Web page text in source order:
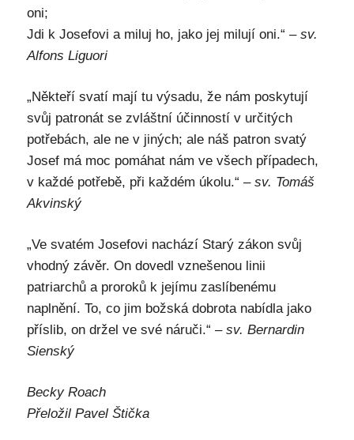
oni;
Jdi k Josefovi a miluj ho, jako jej milují oni.“ – sv.
Alfons Liguori
„Někteří svatí mají tu výsadu, že nám poskytují
svůj patronát se zvláštní účinností v určitých
potřebách, ale ne v jiných; ale náš patron svatý
Josef má moc pomáhat nám ve všech případech,
v každé potřebě, při každém úkolu.“ – sv. Tomáš
Akvinský
„Ve svatém Josefovi nachází Starý zákon svůj
vhodný závěr. On dovedl vznešenou linii
patriarchů a proroků k jejímu zaslíbenému
naplnění. To, co jim božská dobrota nabídla jako
příslib, on držel ve své náruči.“ – sv. Bernardin
Sienský
Becky Roach
Přeložil Pavel Štička